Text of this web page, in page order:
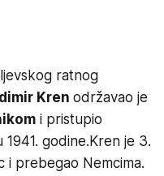
ratnog
Kren održavao je
i pristupio
godine. Kren je 3.
i prebegao Nemcima.